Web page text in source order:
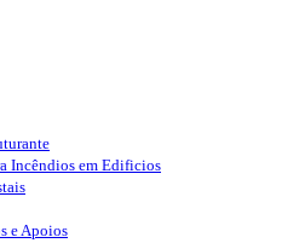
Incêndios em Edificios
e Apoios